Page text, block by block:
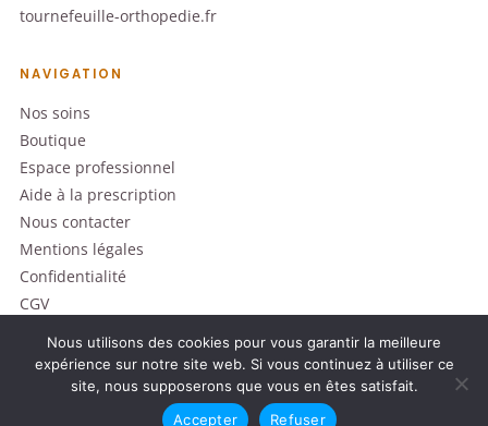
tournefeuille-orthopedie.fr
NAVIGATION
Nos soins
Boutique
Espace professionnel
Aide à la prescription
Nous contacter
Mentions légales
Confidentialité
CGV
© 2026 Tournefeuille Orthopédie
Dispositifs médicaux · Lire attentivement la notice avant utilisation
Nous utilisons des cookies pour vous garantir la meilleure
expérience sur notre site web. Si vous continuez à utiliser ce
site, nous supposerons que vous en êtes satisfait.
Accepter
Refuser